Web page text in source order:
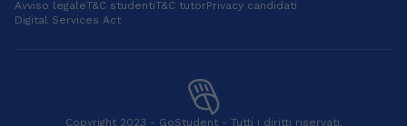
Avviso legaleT&C studentiT&C tutorPrivacy candidati
Digital Services Act
Copyright 2023 - GoStudent - Tutti i diritti riservati.